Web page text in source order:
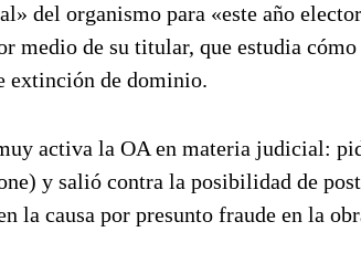
del organismo para «este año
de su titular, que estudia cómo
extinción de dominio.
activa la OA en materia judicial:
y salió contra la posibilidad de
la causa por presunto fraude en la